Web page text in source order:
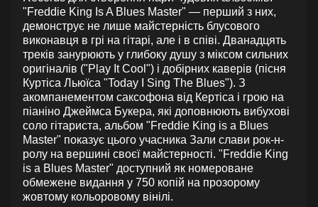
"Freddie King Is A Blues Master" — перший з них,
демонструє не лише майстерність блусового
виконавця в грі на гітарі, але і в співі. Дванадцять
треків занурюють у глибоку душу з міксом сильних
оригіналів ("Play It Cool") і добірних каверів (пісня
Куртіса Льюїса "Today I Sing The Blues"). З
акомпанементом саксофона від Кертіса і грою на
піаніно Джеймса Букера, які доповнюють вибухові
соло гітариста, альбом "Freddie King is a Blues
Master" показує цього учасника Зали слави рок-н-
ролу на вершині своєї майстерності. "Freddie King
is a Blues Master" доступний як номероване
обмежене видання у 750 копій на прозорому
жовтому кольоровому вінілі.